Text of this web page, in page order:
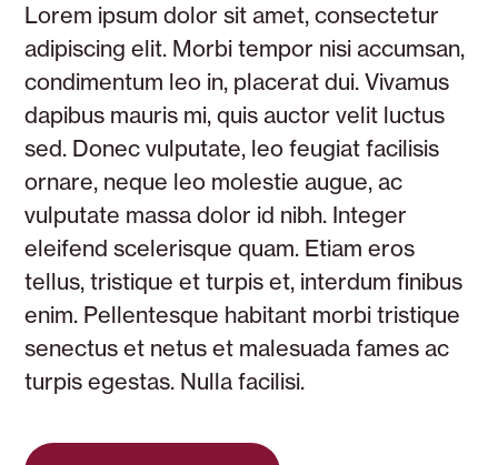
Lorem ipsum dolor sit amet, consectetur
adipiscing elit. Morbi tempor nisi accumsan,
condimentum leo in, placerat dui. Vivamus
dapibus mauris mi, quis auctor velit luctus
sed. Donec vulputate, leo feugiat facilisis
ornare, neque leo molestie augue, ac
vulputate massa dolor id nibh. Integer
eleifend scelerisque quam. Etiam eros
tellus, tristique et turpis et, interdum finibus
enim. Pellentesque habitant morbi tristique
senectus et netus et malesuada fames ac
turpis egestas. Nulla facilisi.